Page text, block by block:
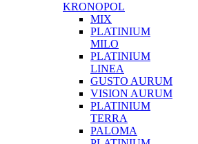
KRONOPOL
MIX
PLATINIUM
MILO
PLATINIUM
LINEA
GUSTO AURUM
VISION AURUM
PLATINIUM
TERRA
PALOMA